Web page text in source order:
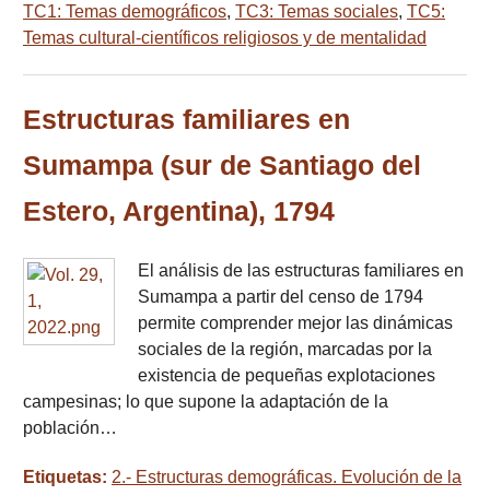
TC1: Temas demográficos, TC3: Temas sociales, TC5:
Temas cultural-científicos religiosos y de mentalidad
Estructuras familiares en
Sumampa (sur de Santiago del
Estero, Argentina), 1794
El análisis de las estructuras familiares en
Sumampa a partir del censo de 1794
permite comprender mejor las dinámicas
sociales de la región, marcadas por la
existencia de pequeñas explotaciones
campesinas; lo que supone la adaptación de la
población…
Etiquetas: 2.- Estructuras demográficas. Evolución de la